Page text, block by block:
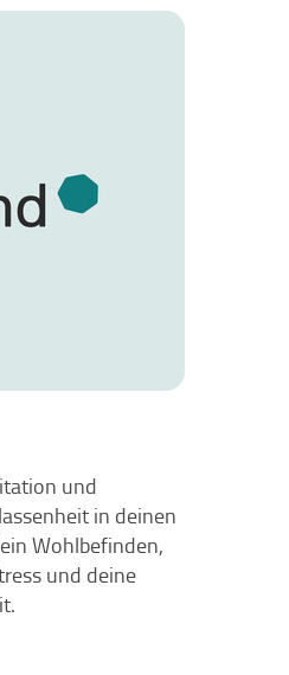
und
in deinen
Wohlbefinden,
und deine